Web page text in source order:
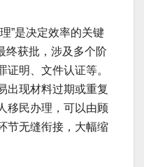
”是决定效率的关键
终获批，涉及多个阶
证明、文件认证等。
出现材料过期或重复
移民办理，可以由顾
节无缝衔接，大幅缩